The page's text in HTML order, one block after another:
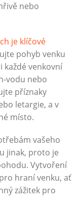
nebo
je klíčové
pohyb venku
každé venkovní
vodu nebo
příznaky
letargie, a v
místo.
vašeho
jinak, proto je
Vytvoření
hraní venku, ať
zážitek pro